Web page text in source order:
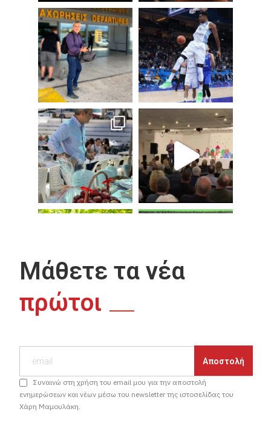
Μάθετε τα νέα
πρώτοι
Συναινώ στη χρήση του email μου για την αποστολή
ενημερώσεων και νέων μέσω του newsletter της ιστοσελίδας του
Χάρη Μαμουλάκη.